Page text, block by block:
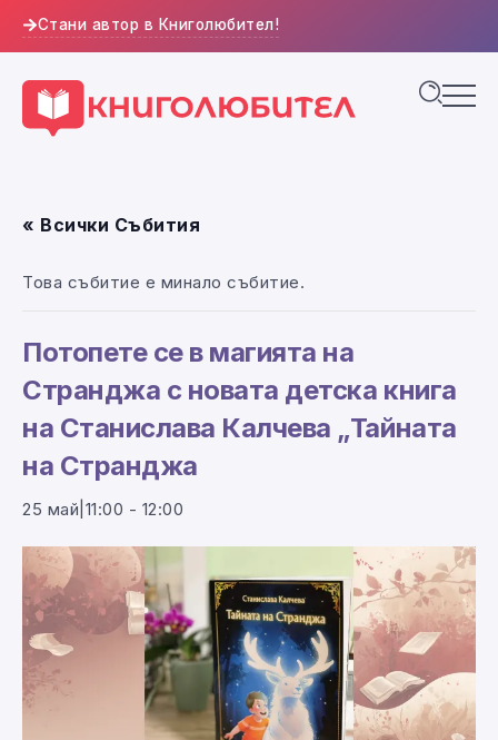
Стани автор в Книголюбител!
« Всички Събития
Това събитие е минало събитие.
Потопете се в магията на
Странджа с новата детска книга
на Станислава Калчева „Тайната
на Странджа
25 май|11:00 - 12:00